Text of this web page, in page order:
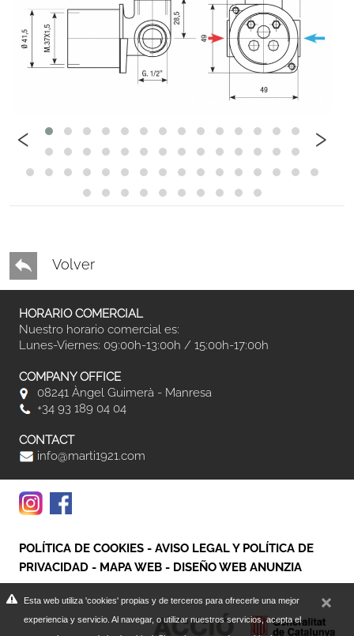
Esta web utiliza 'cookies' propias y de terceros para ofrecerle una mejor
experiencia y servicio. Al navegar, o utilizar nuestros servicios, acepta el
‹ ›
Volver
HORARIO COMERCIAL
Nuestro horario comercial es:
Lunes-Viernes: 09:00h-13:00h / 15:00h-17:00h
COMPANY OFFICE
08241 Àngel Guimerà - Manresa
+34 93 189 04 04
CONTACT
info@marti1921.com
POLÍTICA DE COOKIES - AVISO LEGAL Y POLÍTICA DE
PRIVACIDAD - MAPA WEB - DISEÑO WEB ANUNZIA